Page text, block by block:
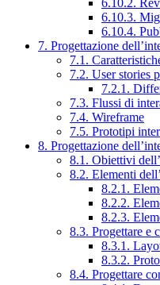
6.10.3.
6.10.4.
7. Progettazione
7.1.
7.2. User stories
7.2.1.
7.3. Flussi di
7.4. Wireframe
7.5. Prototipi
8. Progettazione
8.1. Obiettivi
8.2. Elementi
8.2.1.
8.2.2.
8.2.3.
8.3. Progettare e
8.3.1.
8.3.2.
8.4. Progettare